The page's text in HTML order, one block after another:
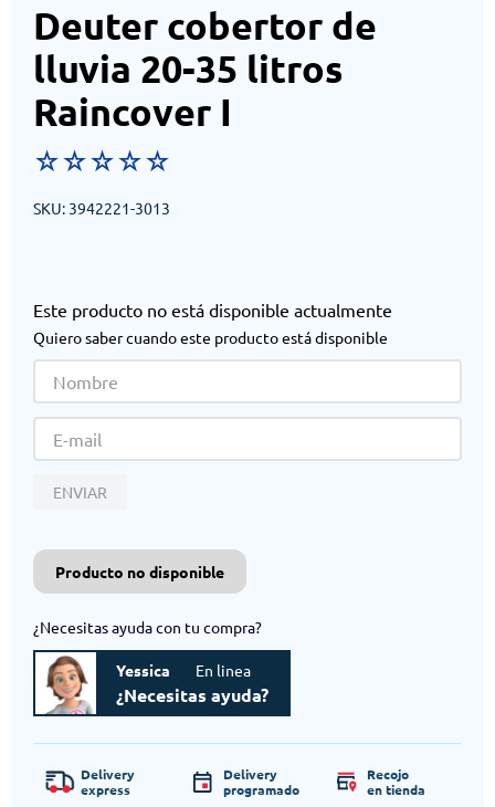
Deuter cobertor de
lluvia 20-35 litros
Raincover I
☆☆☆☆☆
SKU: 3942221-3013
Este producto no está disponible actualmente
Quiero saber cuando este producto está disponible
ENVIAR
Producto no disponible
¿Necesitas ayuda con tu compra?
Yessica En linea
¿Necesitas ayuda?
Delivery
express
Delivery
programado
Recojo
en tienda